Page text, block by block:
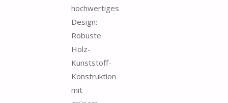
hochwertiges
Design:
Robuste
Holz-
Kunststoff-
Konstruktion
mit